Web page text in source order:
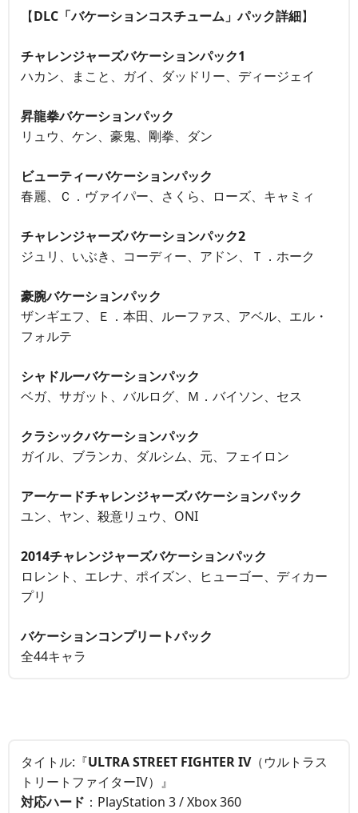
【DLC「バケーションコスチューム」パック詳細】
チャレンジャーズバケーションパック1
ハカン、まこと、ガイ、ダッドリー、ディージェイ
昇龍拳バケーションパック
リュウ、ケン、豪鬼、剛拳、ダン
ビューティーバケーションパック
春麗、Ｃ．ヴァイパー、さくら、ローズ、キャミィ
チャレンジャーズバケーションパック2
ジュリ、いぶき、コーディー、アドン、Ｔ．ホーク
豪腕バケーションパック
ザンギエフ、Ｅ．本田、ルーファス、アベル、エル・
フォルテ
シャドルーバケーションパック
ベガ、サガット、バルログ、Ｍ．バイソン、セス
クラシックバケーションパック
ガイル、ブランカ、ダルシム、元、フェイロン
アーケードチャレンジャーズバケーションパック
ユン、ヤン、殺意リュウ、ONI
2014チャレンジャーズバケーションパック
ロレント、エレナ、ポイズン、ヒューゴー、ディカー
プリ
バケーションコンプリートパック
全44キャラ
タイトル:『ULTRA STREET FIGHTER IV（ウルトラス
トリートファイターIV）』
対応ハード ：PlayStation 3 / Xbox 360